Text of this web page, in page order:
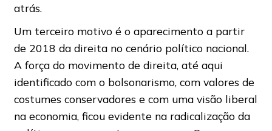
atrás.
Um terceiro motivo é o aparecimento a partir
de 2018 da direita no cenário político nacional.
A força do movimento de direita, até aqui
identificado com o bolsonarismo, com valores de
costumes conservadores e com uma visão liberal
na economia, ficou evidente na radicalização da